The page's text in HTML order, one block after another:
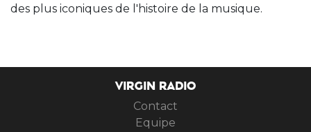
des plus iconiques de l'histoire de la musique.
VIRGIN RADIO
Contact
Equipe